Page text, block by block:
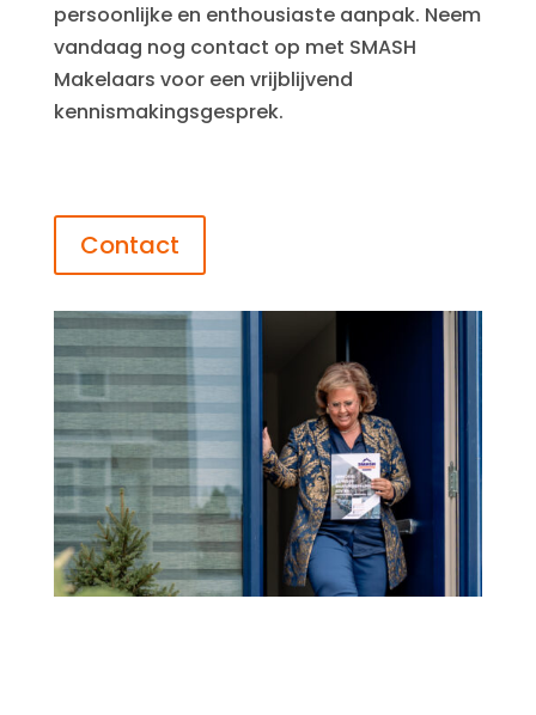
persoonlijke en enthousiaste aanpak. Neem
vandaag nog contact op met SMASH
Makelaars voor een vrijblijvend
kennismakingsgesprek.
Contact